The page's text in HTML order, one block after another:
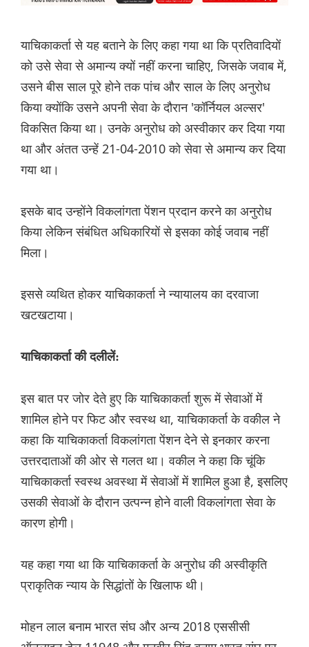
याचिकाकर्ता से यह बताने के लिए कहा गया था कि प्रतिवादियों
को उसे सेवा से अमान्य क्यों नहीं करना चाहिए, जिसके जवाब में,
उसने बीस साल पूरे होने तक पांच और साल के लिए अनुरोध
किया क्योंकि उसने अपनी सेवा के दौरान 'कॉर्नियल अल्सर'
विकसित किया था। उनके अनुरोध को अस्वीकार कर दिया गया
था और अंतत उन्हें 21-04-2010 को सेवा से अमान्य कर दिया
गया था।
इसके बाद उन्होंने विकलांगता पेंशन प्रदान करने का अनुरोध
किया लेकिन संबंधित अधिकारियों से इसका कोई जवाब नहीं
मिला।
इससे व्यथित होकर याचिकाकर्ता ने न्यायालय का दरवाजा
खटखटाया।
याचिकाकर्ता की दलीलें:
इस बात पर जोर देते हुए कि याचिकाकर्ता शुरू में सेवाओं में
शामिल होने पर फिट और स्वस्थ था, याचिकाकर्ता के वकील ने
कहा कि याचिकाकर्ता विकलांगता पेंशन देने से इनकार करना
उत्तरदाताओं की ओर से गलत था। वकील ने कहा कि चूंकि
याचिकाकर्ता स्वस्थ अवस्था में सेवाओं में शामिल हुआ है, इसलिए
उसकी सेवाओं के दौरान उत्पन्न होने वाली विकलांगता सेवा के
कारण होगी।
यह कहा गया था कि याचिकाकर्ता के अनुरोध की अस्वीकृति
प्राकृतिक न्याय के सिद्धांतों के खिलाफ थी।
मोहन लाल बनाम भारत संघ और अन्य 2018 एससीसी